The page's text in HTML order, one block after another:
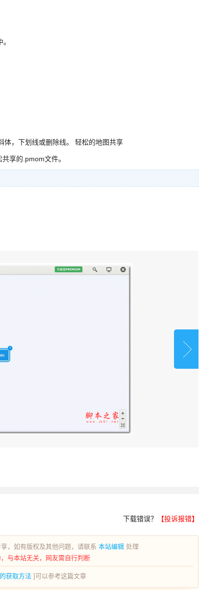
体，下划线或删除线。 轻松的地图共享
享的.pmom文件。
下载错误？ 【投诉报错】
，如有版权及其他问题，请联系 本站编辑 处理
与本站无关，网友需自行判断
获取方法 ]可以参考这篇文章